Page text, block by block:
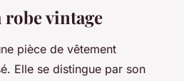
vintage
pièce de vêtement
Elle se distingue par son